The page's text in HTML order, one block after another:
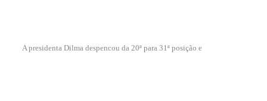
A presidenta Dilma despencou da 20ª para 31ª posição e